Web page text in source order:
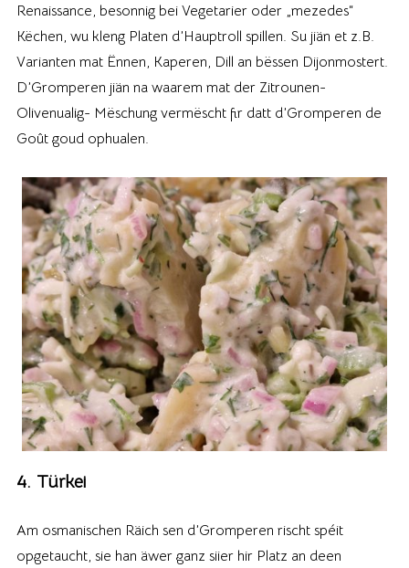
Renaissance, besonnig bei Vegetarier oder „mezedes“
Këchen, wu kleng Platen d’Hauptroll spillen. Su jiän et z.B.
Varianten mat Ënnen, Kaperen, Dill an bëssen Dijonmostert.
D’Gromperen jiän na waarem mat der Zitrounen-
Olivenualig- Mëschung vermëscht fir datt d’Gromperen de
Goût goud ophualen.
4. Türkei
Am osmanischen Räich sen d’Gromperen rischt spéit
opgetaucht, sie han äwer ganz siier hir Platz an deen